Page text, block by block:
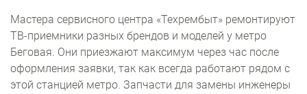
Мастера сервисного центра «Техрембыт» ремонтируют
ТВ-приемники разных брендов и моделей у метро
Беговая. Они приезжают максимум через час после
оформления заявки, так как всегда работают рядом с
этой станцией метро. Запчасти для замены инженеры